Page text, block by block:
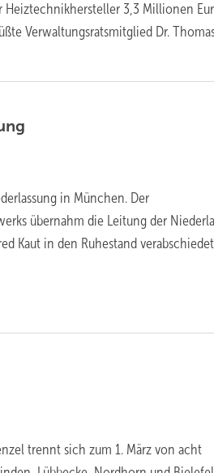
Heiztechnikhersteller 3,3 Millionen
Verwaltungsratsmitglied Dr.
in München. Der
übernahm die Leitung der
Kaut in den Ruhestand verabschiedet
trennt sich zum 1. März von acht